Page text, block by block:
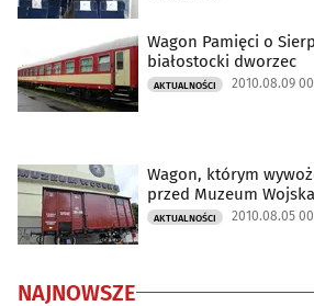
Wagon Pamięci o
białostocki dworzec
AKTUALNOŚCI 2010.08.09
Wagon, którym
przed Muzeum Wojska
AKTUALNOŚCI 2010.08.05
NAJNOWSZE